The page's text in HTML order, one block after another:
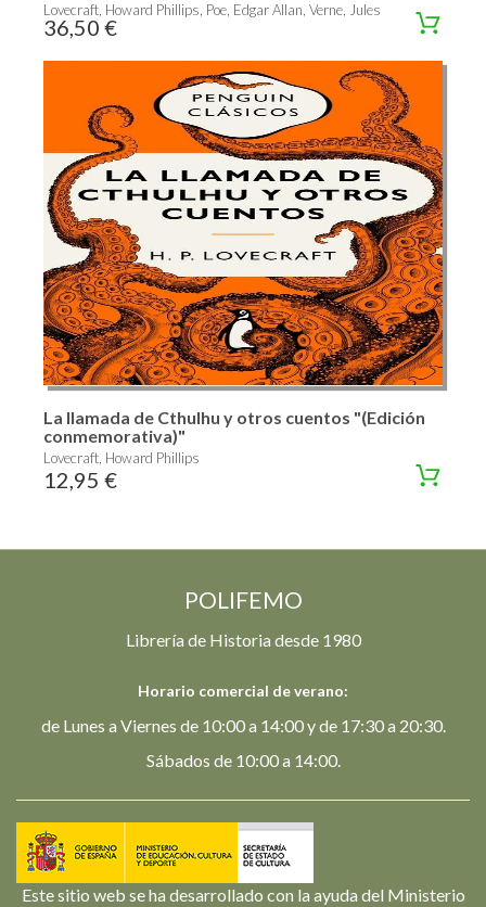
Lovecraft, Howard Phillips, Poe, Edgar Allan, Verne, Jules
36,50 €
La llamada de Cthulhu y otros cuentos "(Edición
conmemorativa)"
Lovecraft, Howard Phillips
12,95 €
POLIFEMO
Librería de Historia desde 1980
Horario comercial de verano:
de Lunes a Viernes de 10:00 a 14:00 y de 17:30 a 20:30.
Sábados de 10:00 a 14:00.
Este sitio web se ha desarrollado con la ayuda del Ministerio